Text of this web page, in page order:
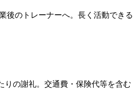
後のトレーナーへ。長く活動できる
りの謝礼。交通費・保険代等を含む